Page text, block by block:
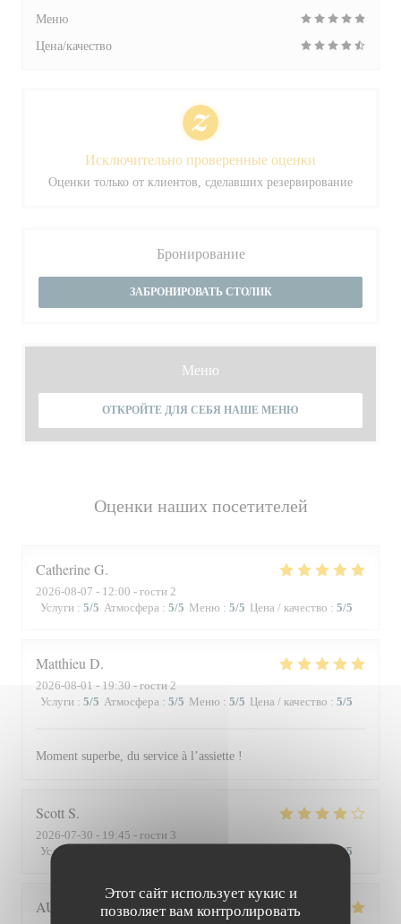
Этот сайт использует кукис и
позволяет вам контролировать
Оценки наших посетителей
CatherineG
2026-08-07 - 12:00 - гости 2
Услуги : 5/5 Атмосфера : 5/5 Меню : 5/5 Цена / качество : 5/5
Matthieu D
2026-08-01 - 19:30 - гости 2
Услуги : 5/5 Атмосфера : 5/5 Меню : 5/5 Цена / качество : 5/5
Moment superbe, du service à l’assiette !
Scott S
2026-07-30 - 19:45 - гости 3
Услуги
3/5
AUDE
Меню
Цена/качество
Исключительно проверенные оценки
Оценки только от клиентов, сделавших резервирование
Бронирование
ЗАБРОНИРОВАТЬ СТОЛИК
Меню
ОТКРОЙТЕ ДЛЯ СЕБЯ НАШЕ МЕНЮ